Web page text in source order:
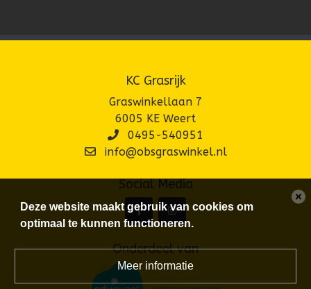
KC Grasrijk
Graswinkellaan 7
6005 KE Weert
0495-540951
info@obsgraswinkel.nl
Social Media
Onderdeel van
Deze website maakt gebruik van cookies om
optimaal te kunnen functioneren.
Meer informatie